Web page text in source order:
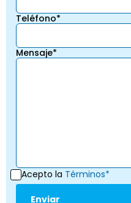
Teléfono*
Mensaje*
Acepto la Términos*